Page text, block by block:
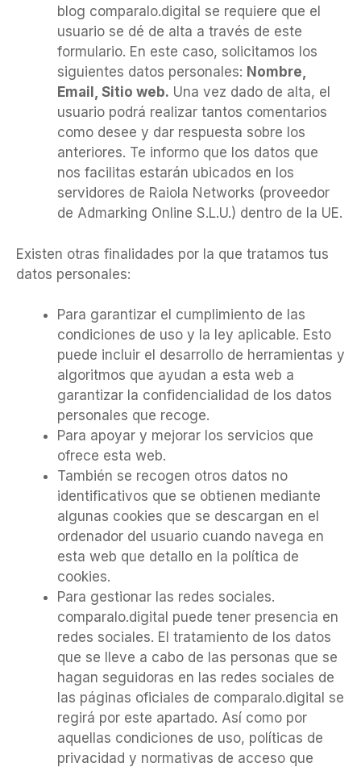
blog comparalo.digital se requiere que el
usuario se dé de alta a través de este
formulario. En este caso, solicitamos los
siguientes datos personales: Nombre,
Email, Sitio web. Una vez dado de alta, el
usuario podrá realizar tantos comentarios
como desee y dar respuesta sobre los
anteriores. Te informo que los datos que
nos facilitas estarán ubicados en los
servidores de Raiola Networks (proveedor
de Admarking Online S.L.U.) dentro de la UE.
Existen otras finalidades por la que tratamos tus
datos personales:
Para garantizar el cumplimiento de las
condiciones de uso y la ley aplicable. Esto
puede incluir el desarrollo de herramientas y
algoritmos que ayudan a esta web a
garantizar la confidencialidad de los datos
personales que recoge.
Para apoyar y mejorar los servicios que
ofrece esta web.
También se recogen otros datos no
identificativos que se obtienen mediante
algunas cookies que se descargan en el
ordenador del usuario cuando navega en
esta web que detallo en la política de
cookies.
Para gestionar las redes sociales.
comparalo.digital puede tener presencia en
redes sociales. El tratamiento de los datos
que se lleve a cabo de las personas que se
hagan seguidoras en las redes sociales de
las páginas oficiales de comparalo.digital se
regirá por este apartado. Así como por
aquellas condiciones de uso, políticas de
privacidad y normativas de acceso que